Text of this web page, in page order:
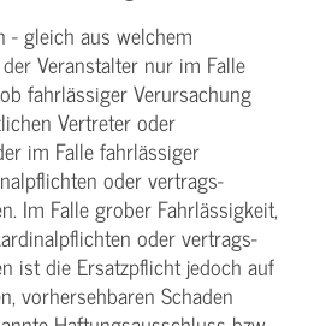
- gleich aus welchem
Veranstalter nur im Falle
fahrlässiger Verursachung
Vertreter oder
im Falle fahrlässiger
oder vertrags­
Im Falle grober Fahrlässigkeit,
oder vertrags­
ist die Ersatzpflicht jedoch auf
vorhersehbaren Schaden